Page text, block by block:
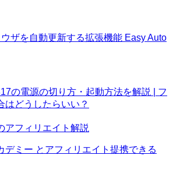
ザを自動更新する拡張機能 Easy Auto
の電源の切り方・起動方法を解説 | フ
はどうしたらいい？
デミー とアフィリエイト提携できる